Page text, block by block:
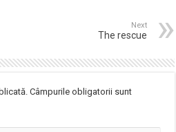
Next
The rescue
Câmpurile obligatorii sunt